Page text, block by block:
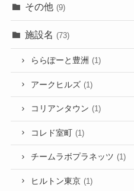
その他 (9)
施設名 (73)
ららぽーと豊洲 (1)
アークヒルズ (1)
コリアンタウン (1)
コレド室町 (1)
チームラボプラネッツ (1)
ヒルトン東京 (1)